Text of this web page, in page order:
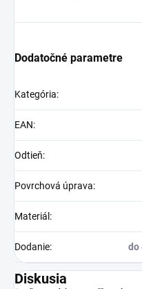
Dodatočné parametre
Kategória:
EAN:
Odtieň:
Povrchová úprava:
Materiál :
Dodanie: do
Diskusia